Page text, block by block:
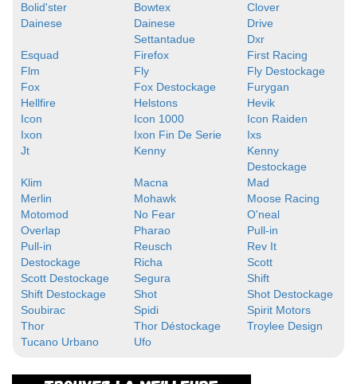
Bolid'ster
Bowtex
Clover
Dainese
Dainese
Settantadue
Drive
Dxr
Esquad
Firefox
First Racing
Flm
Fly
Fly Destockage
Fox
Fox Destockage
Furygan
Hellfire
Helstons
Hevik
Icon
Icon 1000
Icon Raiden
Ixon
Ixon Fin De Serie
Ixs
Jt
Kenny
Kenny
Destockage
Klim
Macna
Mad
Merlin
Mohawk
Moose Racing
Motomod
No Fear
O'neal
Overlap
Pharao
Pull-in
Pull-in
Destockage
Reusch
Rev It
Richa
Scott
Scott Destockage
Segura
Shift
Shift Destockage
Shot
Shot Destockage
Soubirac
Spidi
Spirit Motors
Thor
Thor Déstockage
Troylee Design
Tucano Urbano
Ufo